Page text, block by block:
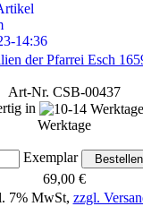
der Pfarrei Esch
Art-Nr. CSB-00437
in
Werktage
Exemplar
69,00 €
7% MwSt, zzgl.